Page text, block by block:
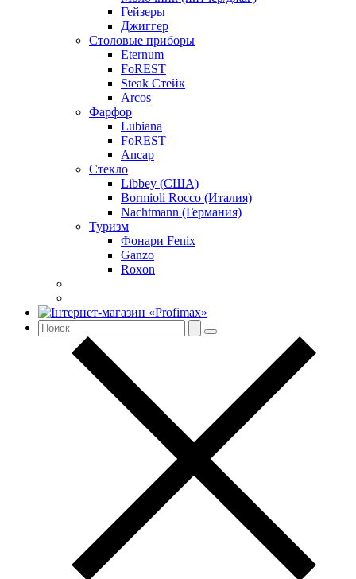
Гейзеры
Джиггер
Столовые приборы
Eternum
FoREST
Steak Стейк
Arcos
Фарфор
Lubiana
FoREST
Ancap
Стекло
Libbey (США)
Bormioli Rocco (Италия)
Nachtmann (Германия)
Туризм
Фонари Fenix
Ganzo
Roxon